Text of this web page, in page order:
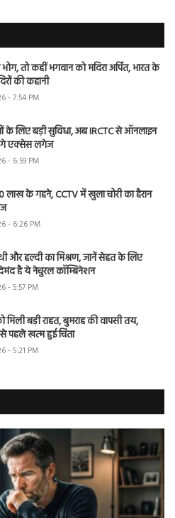
तो कहीं भगवान को मदिरा अर्पित, भारत के
की कहानी
- 7:54 PM
के लिए बड़ी सुविधा, अब IRCTC से ऑनलाइन
एक्सेस लगेज
- 6:59 PM
लाख के गहने, CCTV में खुला चोरी का हैरान
- 6:26 PM
और हल्दी का मिश्रण, जानें सेहत के लिए
है ये नेचुरल कॉम्बिनेशन
- 5:57 PM
मिली बड़ी राहत, बुमराह की वापसी तय,
से पहले खत्म हुई चिंता
- 5:21 PM